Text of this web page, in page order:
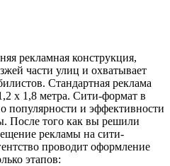
рекламная конструкция,
части улиц и охватывает
Стандартная реклама
х 1,8 метра. Сити-формат в
популярности и эффективности
После того как вы решили
рекламы на сити-
проводит оформление
этапов: